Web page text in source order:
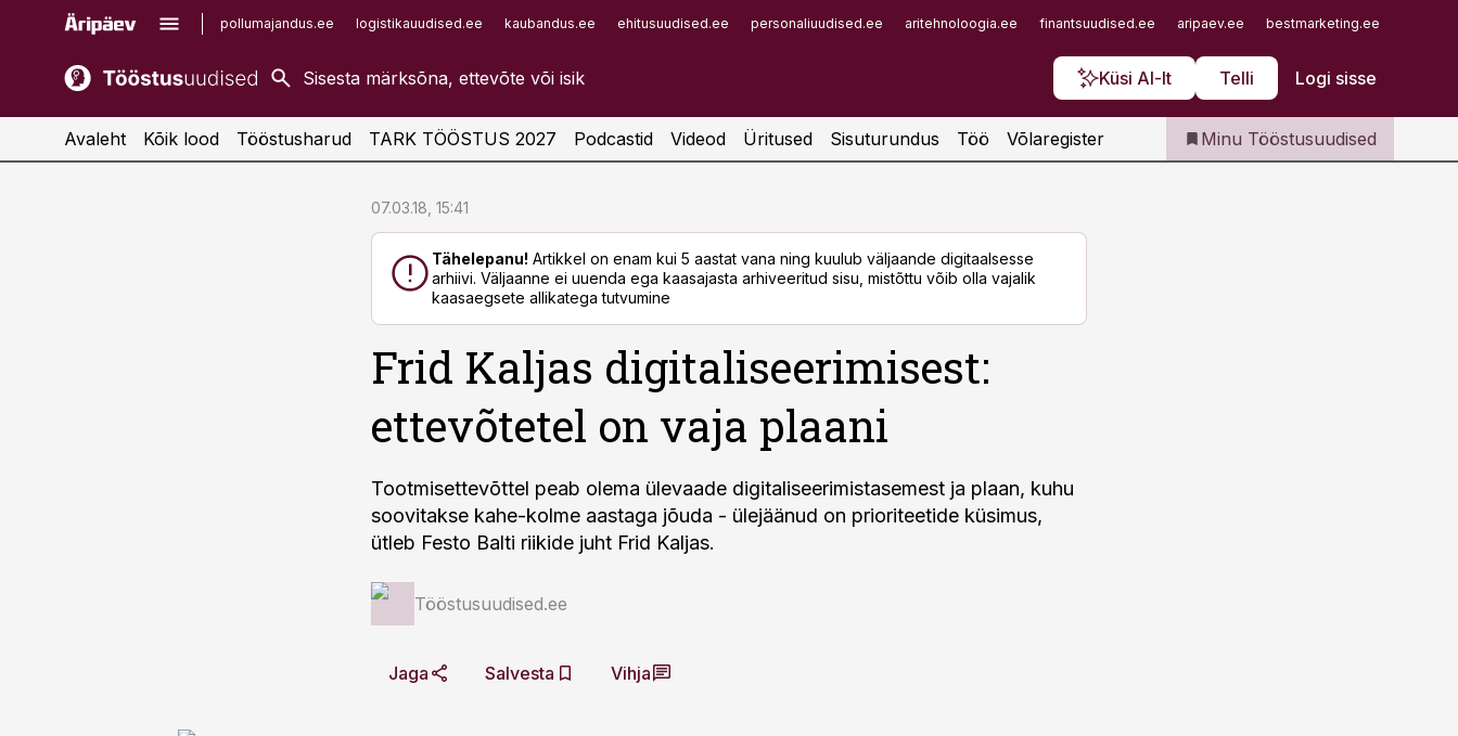
pollumajandus.ee logistikauudised.ee kaubandus.ee ehitusuudised.ee personaliuudised.ee aritehnoloogia.ee finantsuudised.ee aripaev.ee bestmarketing.ee
Küsi AI-lt Telli Logi sisse
kaubandus.ee
kinnisvarauudised.ee
imelineajalugu.ee
Infopank
Iseteenindus
Telli Tööstusuudised
Avaleht Kõik lood Tööstusharud TARK TÖÖSTUS 2027 Podcastid Videod Üritused Sisuturundus Töö Võlaregister Minu Tööstusuudised
07.03.18, 15:41
Tähelepanu! Artikkel on enam kui 5 aastat vana ning kuulub väljaande digitaalsesse
arhiivi. Väljaanne ei uuenda ega kaasajasta arhiveeritud sisu, mistõttu võib olla vajalik
kaasaegsete allikatega tutvumine
Frid Kaljas digitaliseerimisest:
ettevõtetel on vaja plaani
Tootmisettevõttel peab olema ülevaade digitaliseerimistasemest ja plaan, kuhu
soovitakse kahe-kolme aastaga jõuda - ülejäänud on prioriteetide küsimus,
ütleb Festo Balti riikide juht Frid Kaljas.
Tööstusuudised.ee
Jaga Salvesta Vihja